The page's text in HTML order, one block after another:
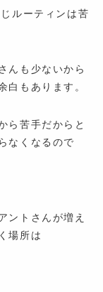
ルーティンは苦
んも少ないから
白もあります。
ら苦手だからと
なくなるので
ントさんが増え
場所は